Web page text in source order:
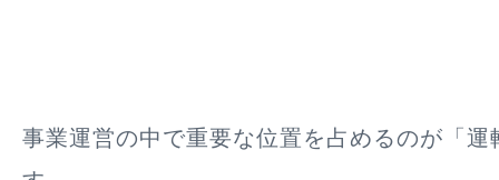
事業運営の中で重要な位置を占めるのが「運